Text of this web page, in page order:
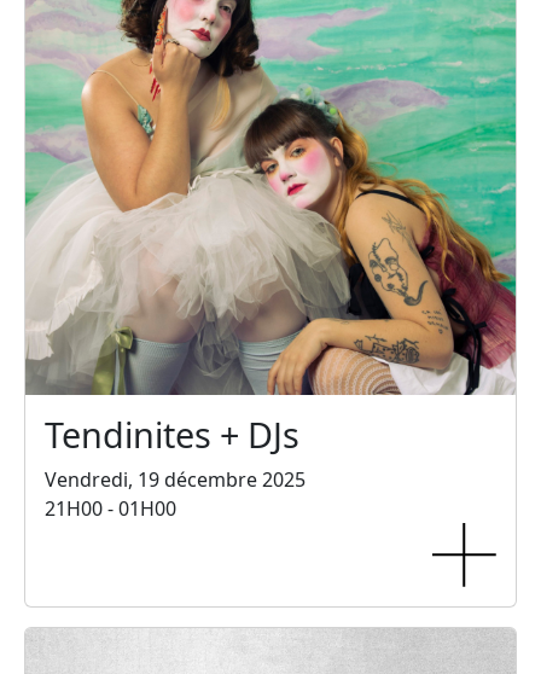
Tendinites + DJs
Vendredi, 19 décembre 2025
21H00 - 01H00